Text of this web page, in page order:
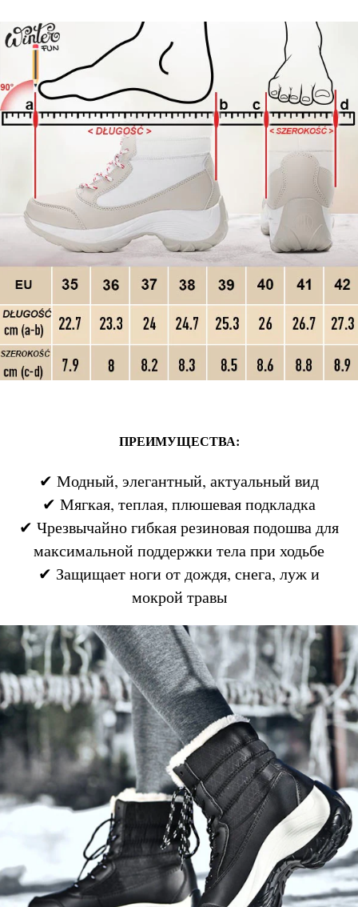
ПРЕИМУЩЕСТВА:
✔ Модный, элегантный, актуальный вид
✔ Мягкая, теплая, плюшевая подкладка
✔ Чрезвычайно гибкая резиновая подошва для
максимальной поддержки тела при ходьбе
✔ Защищает ноги от дождя, снега, луж и
мокрой травы